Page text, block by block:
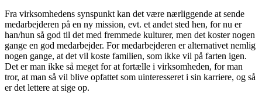
Fra virksomhedens synspunkt kan det være nærliggende at sende
medarbejderen på en ny mission, evt. et andet sted hen, for nu er
han/hun så god til det med fremmede kulturer, men det koster nogen
gange en god medarbejder. For medarbejderen er alternativet nemlig
nogen gange, at det vil koste familien, som ikke vil på farten igen.
Det er man ikke så meget for at fortælle i virksomheden, for man
tror, at man så vil blive opfattet som uinteresseret i sin karriere, og så
er det lettere at sige op.